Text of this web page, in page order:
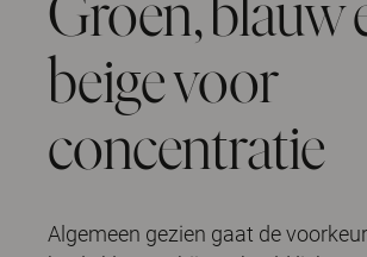
beige voor
concentratie
Algemeen gezien gaat de